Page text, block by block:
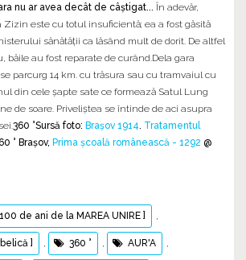
nu ar avea decât de câștigat... În adevăr,
este cu totul insuficientă; ea a fost găsită
sănătății ca lăsând mult de dorit. De altfel
băile au fost reparate de curând.Dela gara
parcurg 14 km. cu trăsura sau cu tramvaiul cu
din cele șapte sate ce formează Satul Lung
de soare. Priveliștea se întinde de aci asupra
360 °Sursă foto: Brașov 1914. Tratamentul
° Brașov, Prima școală românească - 1292 @
de ani de la MAREA UNIRE ] ,
] , 360 ° , AUR'A ,